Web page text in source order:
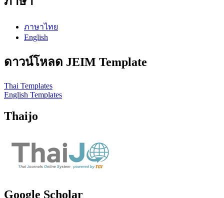
ภาษาไทย
English
ดาวน์โหลด JEIM Template
Thai Templates
English Templates
Thaijo
Google Scholar